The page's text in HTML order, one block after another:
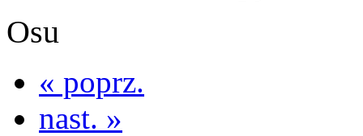
Osu
« poprz.
nast. »